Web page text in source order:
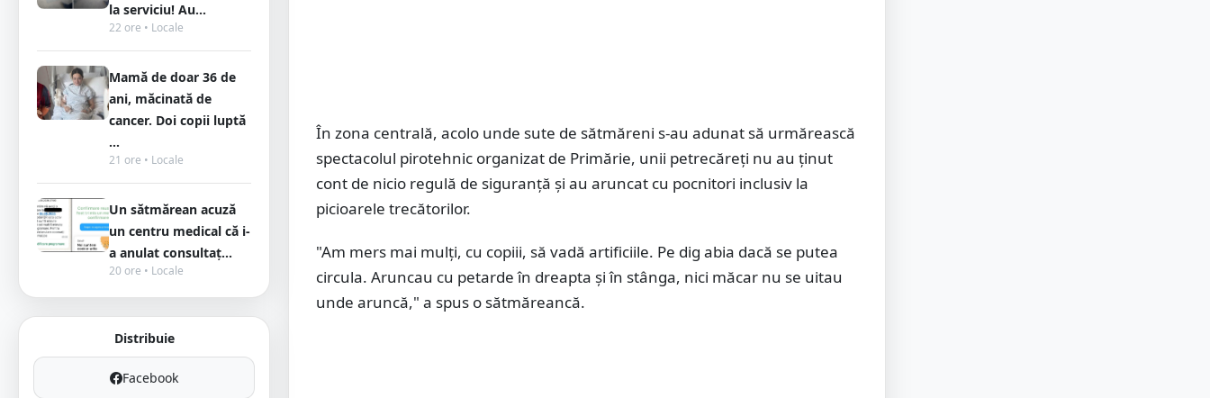
la serviciu! Au...
22 ore • Locale
Mamă de doar 36 de
ani, măcinată de
cancer. Doi copii luptă
...
21 ore • Locale
Un sătmărean acuză
un centru medical că i-
a anulat consultaț...
20 ore • Locale
Distribuie
Facebook
În zona centrală, acolo unde sute de sătmăreni s-au adunat să urmărească
spectacolul pirotehnic organizat de Primărie, unii petrecăreți nu au ținut
cont de nicio regulă de siguranță și au aruncat cu pocnitori inclusiv la
picioarele trecătorilor.
"Am mers mai mulți, cu copiii, să vadă artificiile. Pe dig abia dacă se putea
circula. Aruncau cu petarde în dreapta și în stânga, nici măcar nu se uitau
unde aruncă," a spus o sătmăreancă.